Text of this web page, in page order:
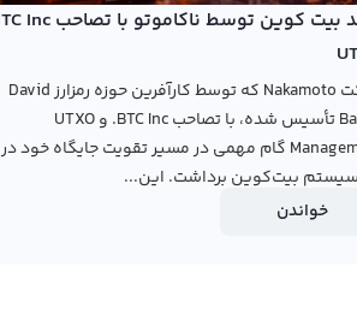
شرکت Nakamoto که توسط کارآفرین حوزه رمزارز David
Bailey تأسیس شده، با تصاحب BTC Inc. و UTXO
Management گام مهمی در مسیر تقویت جایگاه خود در
بیت‌کوین برداشت. این...
خواندن